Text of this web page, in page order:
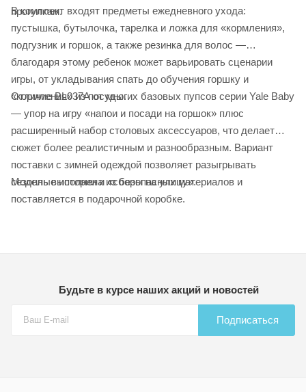
прогулкам.
В комплект входят предметы ежедневного ухода:
пустышка, бутылочка, тарелка и ложка для «кормления»,
подгузник и горшок, а также резинка для волос —
благодаря этому ребенок может варьировать сценарии
игры, от укладывания спать до обучения горшку и
«кормления» из посуды.
Отличие BL037A от многих базовых пупсов серии Yale Baby
— упор на игру «напои и посади на горшок» плюс
расширенный набор столовых аксессуаров, что делает
сюжет более реалистичным и разнообразным. Вариант
поставки с зимней одеждой позволяет разыгрывать
сезонные истории и «сборы на улицу».
Модель выполнена из безопасных материалов и
поставляется в подарочной коробке.
Будьте в курсе наших акций и новостей
Подписаться